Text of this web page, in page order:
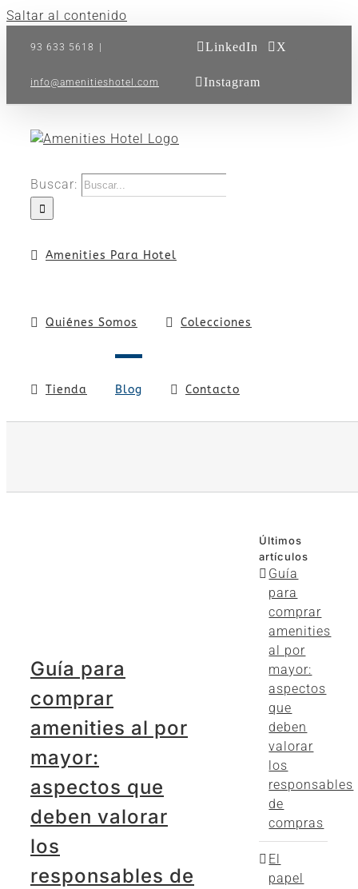
Saltar al contenido
93 633 5618
info@amenitieshotel.com
LinkedIn X
Instagram
Buscar:
Amenities Para Hotel
Quiénes Somos Colecciones
Tienda Blog Contacto
Guía para
comprar
amenities al por
mayor:
aspectos que
deben valorar
los
responsables de
Últimos
artículos
Guía
para
comprar
amenities
al por
mayor:
aspectos
que
deben
valorar
los
responsables
de
compras
El
papel